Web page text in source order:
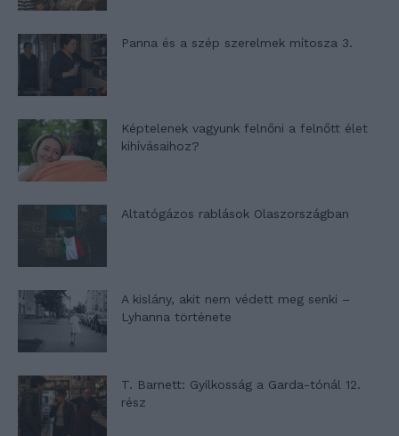
Panna és a szép szerelmek mítosza 3.
Képtelenek vagyunk felnőni a felnőtt élet
kihívásaihoz?
Altatógázos rablások Olaszországban
A kislány, akit nem védett meg senki –
Lyhanna története
T. Barnett: Gyilkosság a Garda-tónál 12.
rész